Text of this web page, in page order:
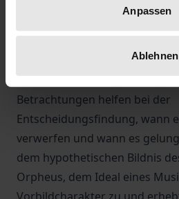
Anpassen
Ablehnen
Aussagekraft von Bildnissen
ästhetisch widerlegbar.
Betrachtungen helfen bei der
Entscheidungsfindung, wann
verwerfen und wann es
dem hypothetischen Bildnis
Orpheus, dem Ideal eines